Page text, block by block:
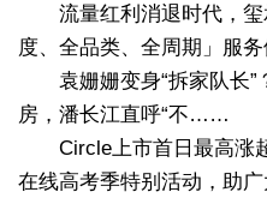
流量红利消退时代，玺
度、全品类、全周期」服
袁姗姗变身“拆家队长”
房，潘长江直呼“不……
Circle上市首日最高涨
在线高考季特别活动，助